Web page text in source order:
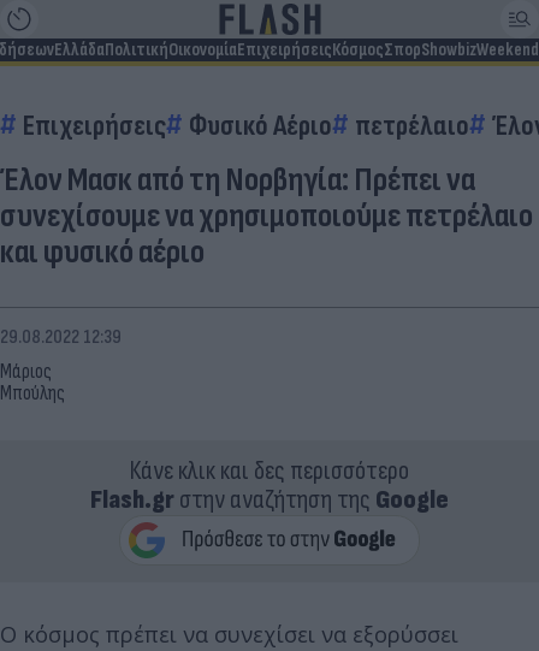
ΕλλάδαΠολιτικήΟικονομίαΕπιχειρήσειςΚόσμοςΣπορShowbizWeekend
Επιχειρήσεις Φυσικό Αέριο πετρέλαιο
Έλον Μασκ από τη Νορβηγία: Πρέπει να
συνεχίσουμε να χρησιμοποιούμε πετρέλαιο
και φυσικό αέριο
Μάριος
Μπούλης
29.08.2022 12:39
Κάνε κλικ και δες περισσότερο
Flash.grστην αναζήτηση της Google
Ο κόσμος πρέπει να συνεχίσει να εξορύσσει